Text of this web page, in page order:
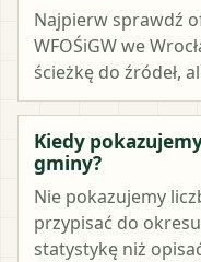
Najpierw sprawdź
WFOŚiGW we
ścieżkę do źródeł,
Kiedy
gminy?
Nie pokazujemy
przypisać do
statystykę niż